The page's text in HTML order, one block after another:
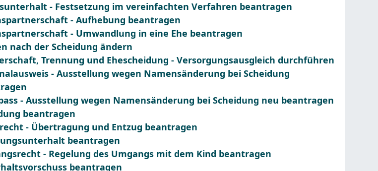
- Festsetzung im vereinfachten Verfahren beantragen
- Aufhebung beantragen
- Umwandlung in eine Ehe beantragen
nach der Scheidung ändern
Trennung und Ehescheidung - Versorgungsausgleich durchführen
- Ausstellung wegen Namensänderung bei Scheidung
- Ausstellung wegen Namensänderung bei Scheidung neu beantragen
beantragen
- Übertragung und Entzug beantragen
beantragen
- Regelung des Umgangs mit dem Kind beantragen
beantragen